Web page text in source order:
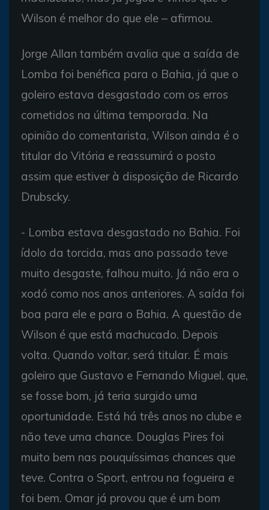
Wilson é melhor do que ele – afirmou.
Jorge Allan também avalia que a saída de
Lomba foi benéfica para o Bahia, já que o
goleiro estava desgastado com os erros
cometidos na última temporada. Na
opinião do comentarista, Wilson ainda é o
titular do Vitória e reassumirá o posto
assim que estiver à disposição de Ricardo
Drubscky.
- Lomba estava desgastado no Bahia. Foi
ídolo da torcida, mas ano passado teve
muito desgaste, falhou muito. Já não era o
xodó como nos anos anteriores. A saída foi
boa para ele e para o Bahia. A questão de
Wilson é que está machucado. Depois
volta. Quando voltar, será titular. É mais
goleiro que Gustavo e Fernando Miguel, que,
se fosse bom, já teria surgido uma
oportunidade. Está há três anos no clube e
não teve uma chance. Douglas Pires foi
muito bem nas pouquíssimas chances que
teve. Contra o Sport, entrou na fogueira e
foi bem. Omar já provou que é um bom